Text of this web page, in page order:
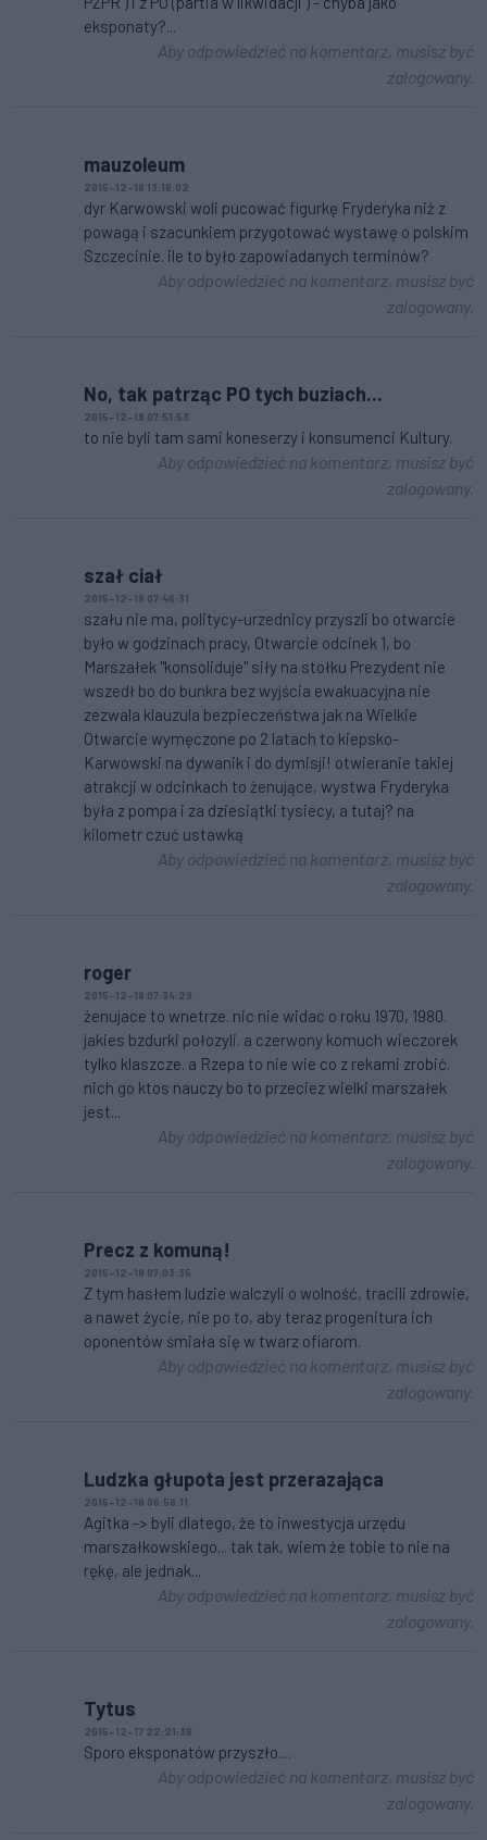
eksponaty?...
Aby odpowiedzieć na komentarz, musisz być
zalogowany.
mauzoleum
2015-12-18 13:18:02
dyr Karwowski woli pucować figurkę Fryderyka niż z
powagą i szacunkiem przygotować wystawę o polskim
Szczecinie. ile to było zapowiadanych terminów?
Aby odpowiedzieć na komentarz, musisz być
zalogowany.
No, tak patrząc PO tych buziach...
2015-12-18 07:51:53
to nie byli tam sami koneserzy i konsumenci Kultury.
Aby odpowiedzieć na komentarz, musisz być
zalogowany.
szał ciał
2015-12-18 07:46:31
szału nie ma, politycy-urzednicy przyszli bo otwarcie
było w godzinach pracy, Otwarcie odcinek 1, bo
Marszałek "konsoliduje" siły na stołku Prezydent nie
wszedł bo do bunkra bez wyjścia ewakuacyjna nie
zezwala klauzula bezpieczeństwa jak na Wielkie
Otwarcie wymęczone po 2 latach to kiepsko-
Karwowski na dywanik i do dymisji! otwieranie takiej
atrakcji w odcinkach to żenujące, wystwa Fryderyka
była z pompa i za dziesiątki tysiecy, a tutaj? na
kilometr czuć ustawką
Aby odpowiedzieć na komentarz, musisz być
zalogowany.
roger
2015-12-18 07:34:29
żenujace to wnetrze. nic nie widac o roku 1970, 1980.
jakies bzdurki połozyli. a czerwony komuch wieczorek
tylko klaszcze. a Rzepa to nie wie co z rekami zrobić.
nich go ktos nauczy bo to przeciez wielki marszałek
jest...
Aby odpowiedzieć na komentarz, musisz być
zalogowany.
Precz z komuną!
2015-12-18 07:03:35
Z tym hasłem ludzie walczyli o wolność, tracili zdrowie,
a nawet życie, nie po to, aby teraz progenitura ich
oponentów śmiała się w twarz ofiarom.
Aby odpowiedzieć na komentarz, musisz być
zalogowany.
Ludzka głupota jest przerazająca
2015-12-18 06:58:11
Agitka -> byli dlatego, że to inwestycja urzędu
marszałkowskiego... tak tak, wiem że tobie to nie na
rękę, ale jednak...
Aby odpowiedzieć na komentarz, musisz być
zalogowany.
Tytus
2015-12-17 22:21:36
Sporo eksponatów przyszło....
Aby odpowiedzieć na komentarz, musisz być
zalogowany.